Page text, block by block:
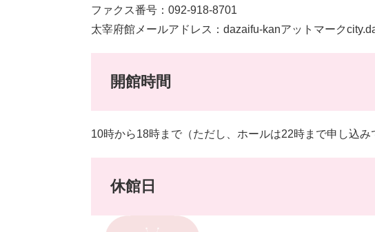
ファクス番号：092‐918‐8701
太宰府館メールアドレス：dazaifu-kanアットマーク
開館時間
10時から18時まで（ただし、ホールは22時まで申し込み
休館日